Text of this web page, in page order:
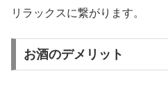
リラックスに繋がります。
お酒のデメリット